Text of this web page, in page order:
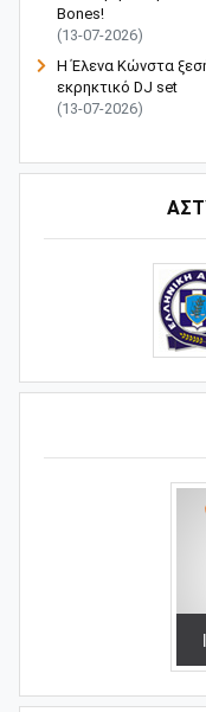
Bones!
(13-07-2026)
Η Έλενα Κώνστα
εκρηκτικό DJ set
(13-07-2026)